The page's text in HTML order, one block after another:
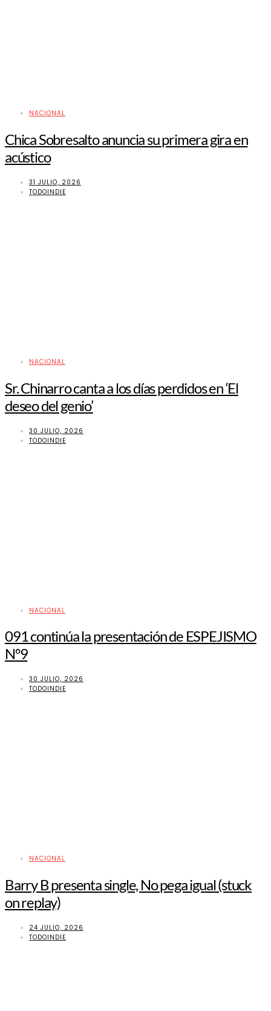
NACIONAL
Chica Sobresalto anuncia su primera gira en
acústico
31 JULIO, 2026
TODOINDIE
NACIONAL
Sr. Chinarro canta a los días perdidos en ‘El
deseo del genio’
30 JULIO, 2026
TODOINDIE
NACIONAL
091 continúa la presentación de ESPEJISMO
Nº9
30 JULIO, 2026
TODOINDIE
NACIONAL
Barry B presenta single, No pega igual (stuck
on replay)
24 JULIO, 2026
TODOINDIE